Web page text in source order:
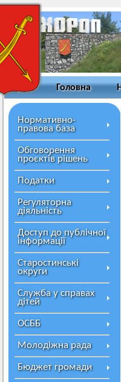
Головна
Нормативно-
правова база
Обговорення
проєктів рішень
Податки
Регуляторна
діяльність
Доступ до публічної
інформації
Старостинські
округи
Служба у справах
дітей
ОСББ
Молодіжна рада
Бюджет громади